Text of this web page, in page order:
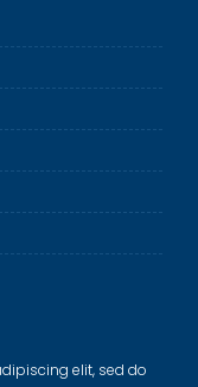
elit, sed do